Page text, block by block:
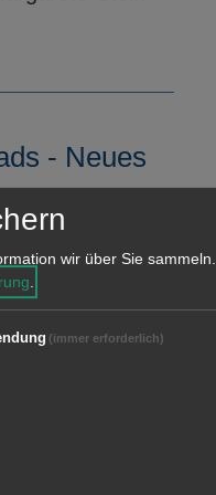
- Neues
seit ihrem
Und sie
als 16.
von E-
wir über Sie sammeln.
(immer erforderlich)